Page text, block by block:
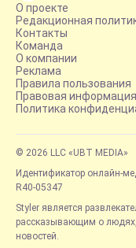
О проекте
Редакционная
Контакты
Команда
О компании
Реклама
Правила пользования
Правовая информация
Политика
© 2026 LLC «UBT MEDIA»
Идентификатор онлайн-
R40-05347
Styler является
рассказывающим о людях,
новостей.